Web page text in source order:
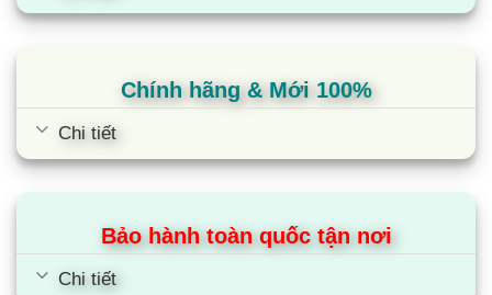
Chính hãng & Mới 100%
Chi tiết
Bảo hành toàn quốc tận nơi
Chi tiết